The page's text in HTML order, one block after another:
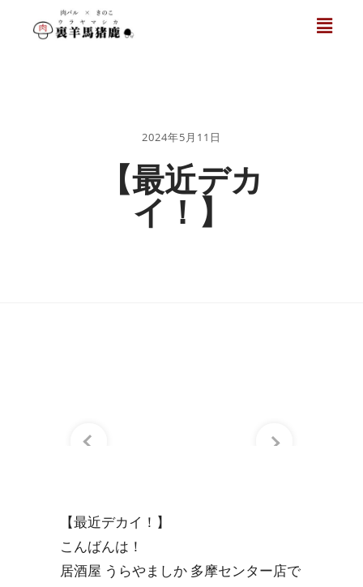
2024年5月11日
【最近デカ
イ！】
【最近デカイ！】
こんばんは！
居酒屋 うらやましか 多摩センター店で